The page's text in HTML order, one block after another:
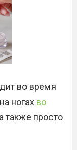
во время
ногах во
также просто